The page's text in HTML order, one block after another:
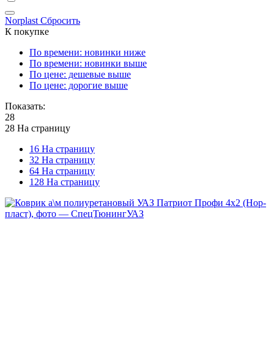
Norplast Сбросить
К покупке
По времени: новинки ниже
По времени: новинки выше
По цене: дешевые выше
По цене: дорогие выше
Показать:
28
28 На страницу
16 На страницу
32 На страницу
64 На страницу
128 На страницу